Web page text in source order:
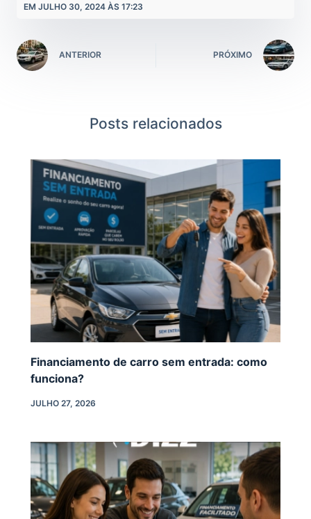
EM JULHO 30, 2024 ÀS 17:23
ANTERIOR PRÓXIMO
Posts relacionados
Financiamento de carro sem entrada: como
funciona?
JULHO 27, 2026